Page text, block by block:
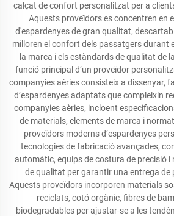
calçat de confort personalitzat per a
Aquests proveïdors es concentren en
d'espardenyes de gran qualitat,
milloren el confort dels passatgers durant
la marca i els estàndards de qualitat de
funció principal d’un proveïdor
companyies aèries consisteix a dissenyar,
d’espardenyes adaptats que compleixin
companyies aèries, incloent
de materials, elements de marca i
proveïdors moderns d’espardenyes
tecnologies de fabricació avançades,
automàtic, equips de costura de precisió i
de qualitat per garantir una entrega de
Aquests proveïdors incorporen materials
reciclats, cotó orgànic, fibres de
biodegradables per ajustar-se a les